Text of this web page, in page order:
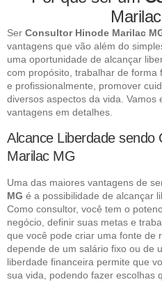
Ser Consultor Hinode Marilac
vantagens que vão além do
uma oportunidade de alcançar
com propósito, trabalhar de forma
e profissionalmente, promover
diversos aspectos da vida. Vamos
vantagens em detalhes.
Alcance Liberdade sendo
Marilac MG
Uma das maiores vantagens de
MG é a possibilidade de alcançar
Como consultor, você tem o
negócio, definir suas metas e
que você pode criar uma fonte de
depende de um salário fixo ou de
liberdade financeira permite que
sua vida, podendo fazer escolhas